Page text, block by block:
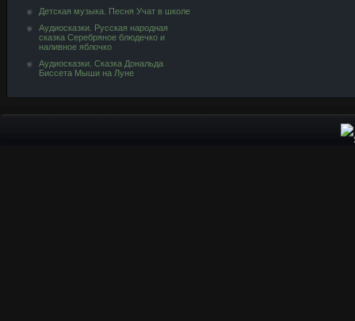
Детская музыка. Песня Учат в школе
Аудиосказки. Русская народная
сказка Серебряное блюдечко и
наливное яблочко
Аудиосказки. Сказка Дональда
Биссета Мыши на Луне